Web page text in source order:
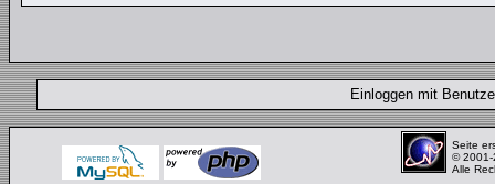
Einloggen mit
Seite
© 2001-
Alle